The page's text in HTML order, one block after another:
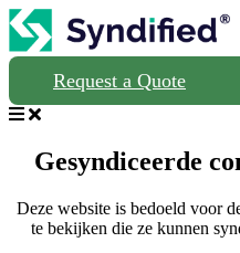
Request a Quote
Gesyndiceerde
Deze website is bedoeld voor
te bekijken die ze kunnen